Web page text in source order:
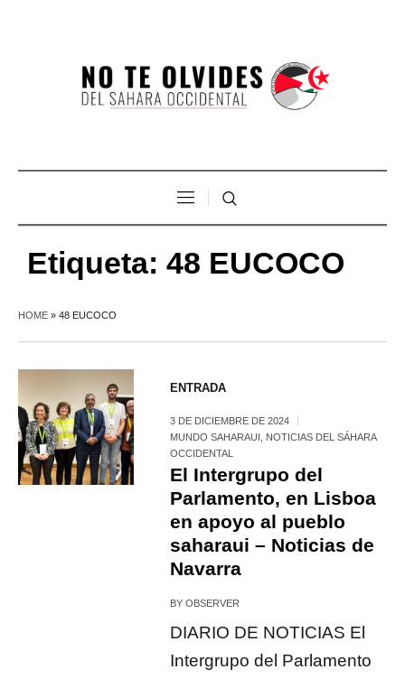
Etiqueta: 48 EUCOCO
HOME » 48 EUCOCO
ENTRADA
3 DE DICIEMBRE DE 2024
MUNDO SAHARAUI
NOTICIAS DEL SÁHARA
OCCIDENTAL
El Intergrupo del
Parlamento, en Lisboa
en apoyo al pueblo
saharaui – Noticias de
Navarra
BYOBSERVER
DIARIO DE NOTICIAS El
Intergrupo del Parlamento